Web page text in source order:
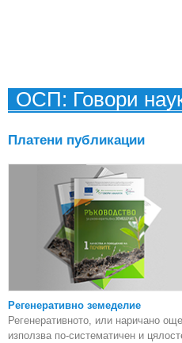
ОСП: Говори
Платени публикации
Регенеративно земеделие
Регенеративното, или наричано
използва по-систематичен и